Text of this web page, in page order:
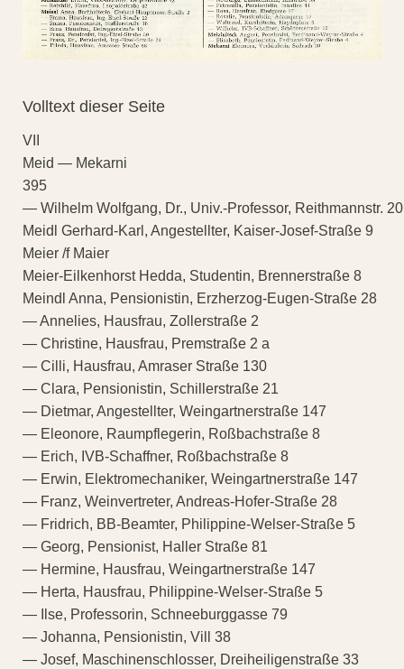
Volltext dieser Seite
VII
Meid — Mekarni
395
— Wilhelm Wolfgang, Dr., Univ.-Professor, Reithmannstr. 20
Meidl Gerhard-Karl, Angestellter, Kaiser-Josef-Straße 9
Meier /f Maier
Meier-Eilkenhorst Hedda, Studentin, Brennerstraße 8
Meindl Anna, Pensionistin, Erzherzog-Eugen-Straße 28
— Annelies, Hausfrau, Zollerstraße 2
— Christine, Hausfrau, Premstraße 2 a
— Cilli, Hausfrau, Amraser Straße 130
— Clara, Pensionistin, Schillerstraße 21
— Dietmar, Angestellter, Weingartnerstraße 147
— Eleonore, Raumpflegerin, Roßbachstraße 8
— Erich, IVB-Schaffner, Roßbachstraße 8
— Erwin, Elektromechaniker, Weingartnerstraße 147
— Franz, Weinvertreter, Andreas-Hofer-Straße 28
— Fridrich, BB-Beamter, Philippine-Welser-Straße 5
— Georg, Pensionist, Haller Straße 81
— Hermine, Hausfrau, Weingartnerstraße 147
— Herta, Hausfrau, Philippine-Welser-Straße 5
— Ilse, Professorin, Schneeburggasse 79
— Johanna, Pensionistin, Vill 38
— Josef, Maschinenschlosser, Dreiheiligenstraße 33